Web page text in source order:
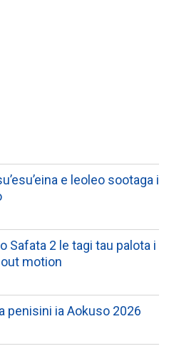
e leoleo sootaga i
Safata 2 le tagi tau palota i
motion
penisini ia Aokuso 2026